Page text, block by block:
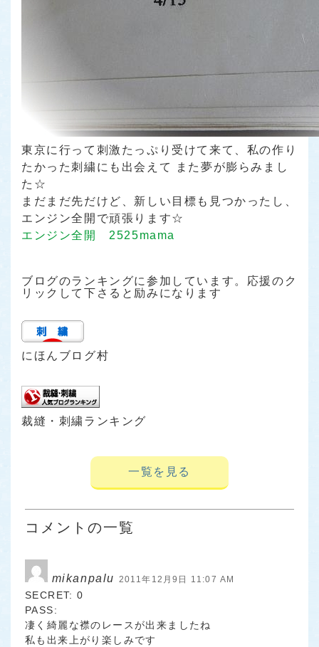
東京に行って刺激たっぷり受けて来て、私の作り
たかった刺繍にも出会えて また夢が膨らみまし
た☆
まだまだ先だけど、新しい目標も見つかったし、
エンジン全開で頑張ります☆
エンジン全開 2525mama
ブログのランキングに参加しています。応援のク
リックして下さると励みになります
にほんブログ村
裁縫・刺繍ランキング
一覧を見る
コメントの一覧
mikanpalu 2011年12月9日 11:07 AM
SECRET: 0
PASS:
凄く綺麗な襟のレースが出来ましたね
私も出来上がり楽しみです